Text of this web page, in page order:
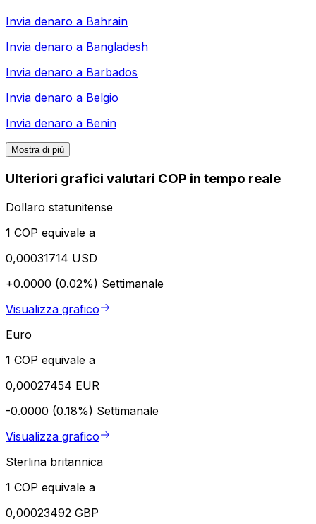
Invia denaro a Bahrain
Invia denaro a Bangladesh
Invia denaro a Barbados
Invia denaro a Belgio
Invia denaro a Benin
Mostra di più
Ulteriori grafici valutari COP in tempo reale
Dollaro statunitense
1 COP equivale a
0,00031714 USD
+0.0000 (0.02%) Settimanale
Visualizza grafico
Euro
1 COP equivale a
0,00027454 EUR
-0.0000 (0.18%) Settimanale
Visualizza grafico
Sterlina britannica
1 COP equivale a
0,00023492 GBP